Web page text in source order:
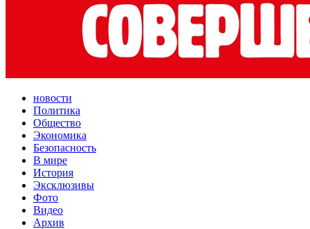
новости
Политика
Общество
Экономика
Безопасность
В мире
История
Эксклюзивы
Фото
Видео
Архив